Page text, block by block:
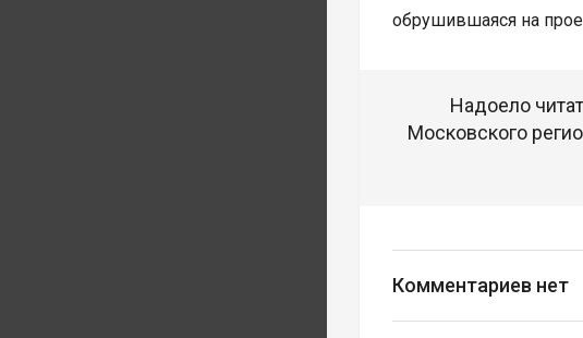
обрушившаяся на
Надоело
Московского
Комментариев нет